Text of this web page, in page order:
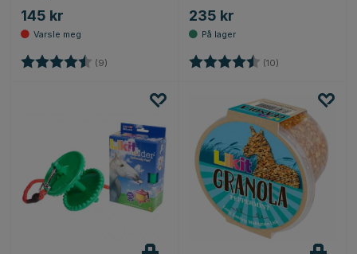
145 kr
Karakter: (9)
235 kr
Karakter: (10)